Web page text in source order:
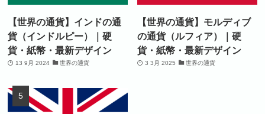
【世界の通貨】インドの通
貨（インドルピー）｜硬
貨・紙幣・最新デザイン
13 9月 2024 世界の通貨
【世界の通貨】モルディブ
の通貨（ルフィア）｜硬
貨・紙幣・最新デザイン
3 3月 2025 世界の通貨